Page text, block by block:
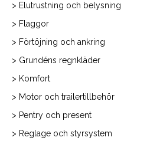
> Elutrustning och belysning
> Flaggor
> Förtöjning och ankring
> Grundéns regnkläder
> Komfort
> Motor och trailertillbehör
> Pentry och present
> Reglage och styrsystem